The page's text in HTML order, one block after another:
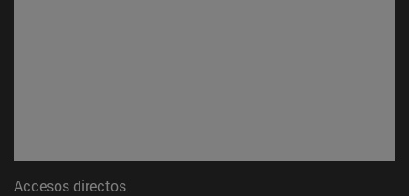
Accesos directos